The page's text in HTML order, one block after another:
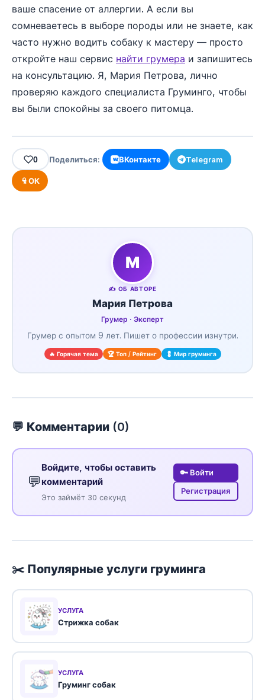
ваше спасение от аллергии. А если вы
сомневаетесь в выборе породы или не знаете, как
часто нужно водить собаку к мастеру — просто
откройте наш сервис найти грумера и запишитесь
на консультацию. Я, Мария Петрова, лично
проверяю каждого специалиста Груминго, чтобы
вы были спокойны за своего питомца.
0 Поделиться: ВКонтакте Telegram
ОК
М
✍️ ОБ АВТОРЕ
Мария Петрова
Грумер · Эксперт
Грумер с опытом 9 лет. Пишет о профессии изнутри.
🔥 Горячая тема 🏆 Топ / Рейтинг 💈 Мир груминга
💬 Комментарии (0)
💬
Войдите, чтобы оставить
комментарий
Это займёт 30 секунд
🔑 Войти
Регистрация
✂️ Популярные услуги груминга
УСЛУГА
Стрижка собак
УСЛУГА
Груминг собак